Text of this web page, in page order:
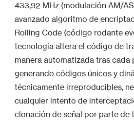
433,92 MHz (modulación AM/
avanzado algoritmo de
Rolling Code (código rodante
tecnología altera el código de
manera automatizada tras cada
generando códigos únicos y
técnicamente irreproducibles,
cualquier intento de
clonación de señal por parte de